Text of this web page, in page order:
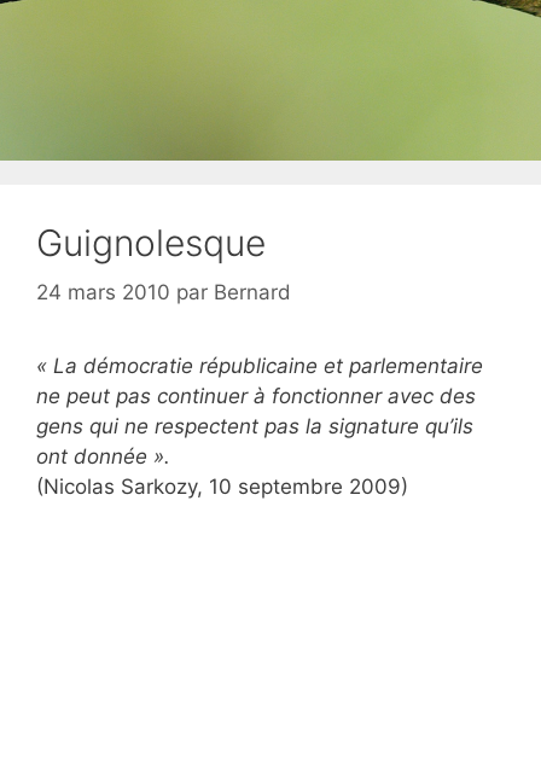
Guignolesque
24 mars 2010 par Bernard
« La démocratie républicaine et parlementaire
ne peut pas continuer à fonctionner avec des
gens qui ne respectent pas la signature qu’ils
ont donnée ».
(Nicolas Sarkozy, 10 septembre 2009)